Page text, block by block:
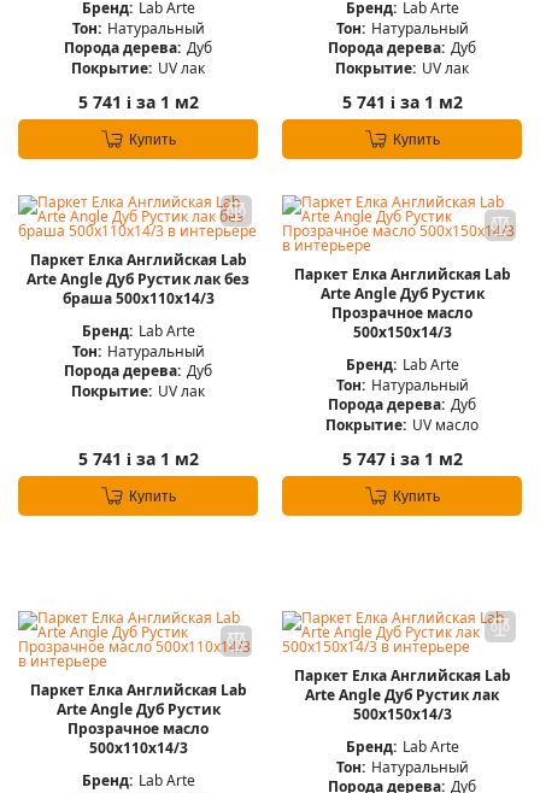
Бренд: Lab Arte
Тон: Натуральный
Порода дерева: Дуб
Покрытие: UV лак
5 741 iза 1 м2
Купить
Бренд: Lab Arte
Тон: Натуральный
Порода дерева: Дуб
Покрытие: UV лак
5 741 iза 1 м2
Купить
Паркет Елка Английская Lab
Arte Angle Дуб Рустик лак без
браша 500х110х14/3
Бренд: Lab Arte
Тон: Натуральный
Порода дерева: Дуб
Покрытие: UV лак
5 741 iза 1 м2
Купить
Паркет Елка Английская Lab
Arte Angle Дуб Рустик
Прозрачное масло
500х150х14/3
Бренд: Lab Arte
Тон: Натуральный
Порода дерева: Дуб
Покрытие: UV масло
5 747 iза 1 м2
Купить
Паркет Елка Английская Lab
Arte Angle Дуб Рустик
Прозрачное масло
500х110х14/3
Бренд: Lab Arte
Паркет Елка Английская Lab
Arte Angle Дуб Рустик лак
500х150х14/3
Бренд: Lab Arte
Тон: Натуральный
Порода дерева: Дуб